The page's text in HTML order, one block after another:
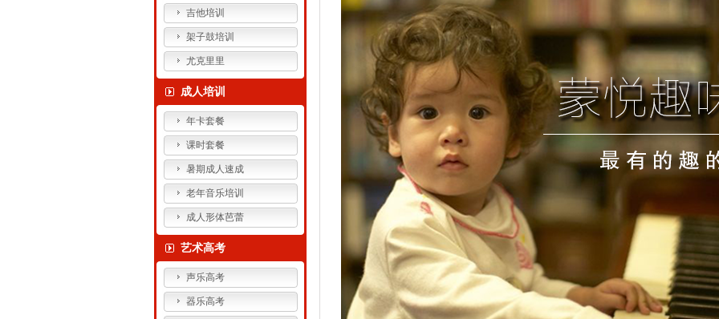
吉他培训
架子鼓培训
尤克里里
成人培训
年卡套餐
课时套餐
暑期成人速成
老年音乐培训
成人形体芭蕾
艺术高考
声乐高考
器乐高考